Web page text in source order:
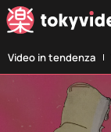
Video in tendenza